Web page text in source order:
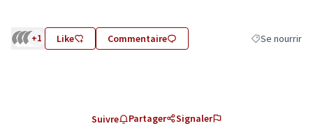
+1 Like Commentaire Filtrer les
Se nourrir
Suivre Partager Signaler